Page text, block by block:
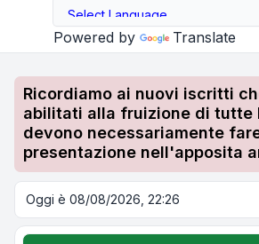
Powered by Translate
Ricordiamo ai nuovi iscritti
abilitati alla fruizione di tutte
devono necessariamente
presentazione nell'apposita
Oggi è 08/08/2026, 22:26